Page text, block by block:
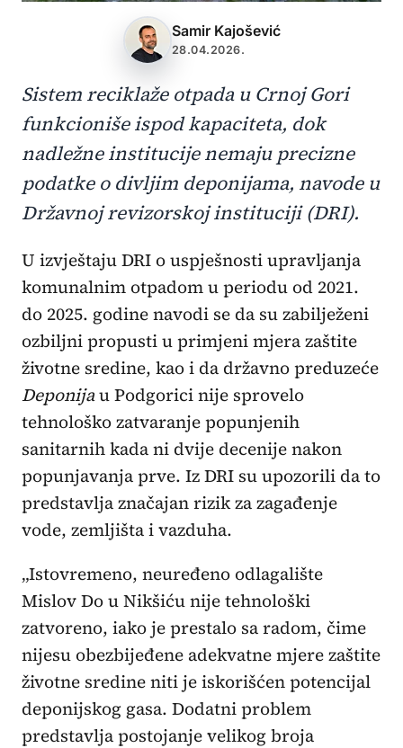
Samir Kajošević
28.04.2026.
Sistem reciklaže otpada u Crnoj Gori
funkcioniše ispod kapaciteta, dok
nadležne institucije nemaju precizne
podatke o divljim deponijama, navode u
Državnoj revizorskoj instituciji (DRI).
U izvještaju DRI o uspješnosti upravljanja
komunalnim otpadom u periodu od 2021.
do 2025. godine navodi se da su zabilježeni
ozbiljni propusti u primjeni mjera zaštite
životne sredine, kao i da državno preduzeće
Deponijau Podgorici nije sprovelo
tehnološko zatvaranje popunjenih
sanitarnih kada ni dvije decenije nakon
popunjavanja prve. Iz DRI su upozorili da to
predstavlja značajan rizik za zagađenje
vode, zemljišta i vazduha.
„Istovremeno, neuređeno odlagalište
Mislov Do u Nikšiću nije tehnološki
zatvoreno, iako je prestalo sa radom, čime
nijesu obezbijeđene adekvatne mjere zaštite
životne sredine niti je iskorišćen potencijal
deponijskog gasa. Dodatni problem
predstavlja postojanje velikog broja